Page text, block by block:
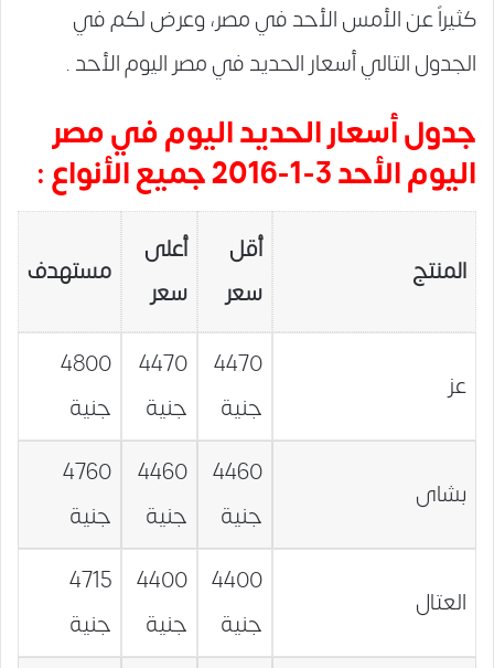
كثيراً عن الأمس الأحد في مصر، وعرض لكم في
الجدول التالي أسعار الحديد في مصر اليوم الأحد .
جدول أسعار الحديد اليوم في مصر
اليوم الأحد 3-1-2016 جميع الأنواع :
المنتج
أقل
سعر
أعلى
سعر
مستهدف
عز
4470
جنية
4470
جنية
4800
جنية
بشاى
4460
جنية
4460
جنية
4760
جنية
العتال
4400
جنية
4400
جنية
4715
جنية